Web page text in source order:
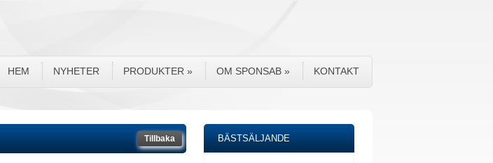
HEM NYHETER PRODUKTER » OM SPONSAB » KONTAKT
Tillbaka BÄSTSÄLJANDE